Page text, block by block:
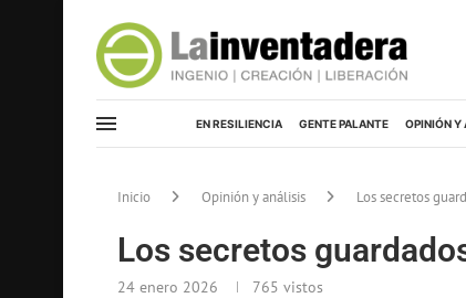
EN RESILIENCIA GENTE PALANTE OPINIÓN Y
Inicio Opinión y análisis Los secretos
Los secretos
24 enero 2026 765 vistos